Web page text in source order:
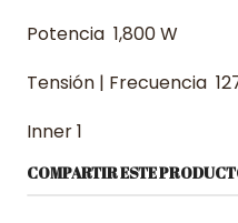
Potencia 1,800 W
Tensión | Frecuencia
Inner 1
COMPARTIR ESTE